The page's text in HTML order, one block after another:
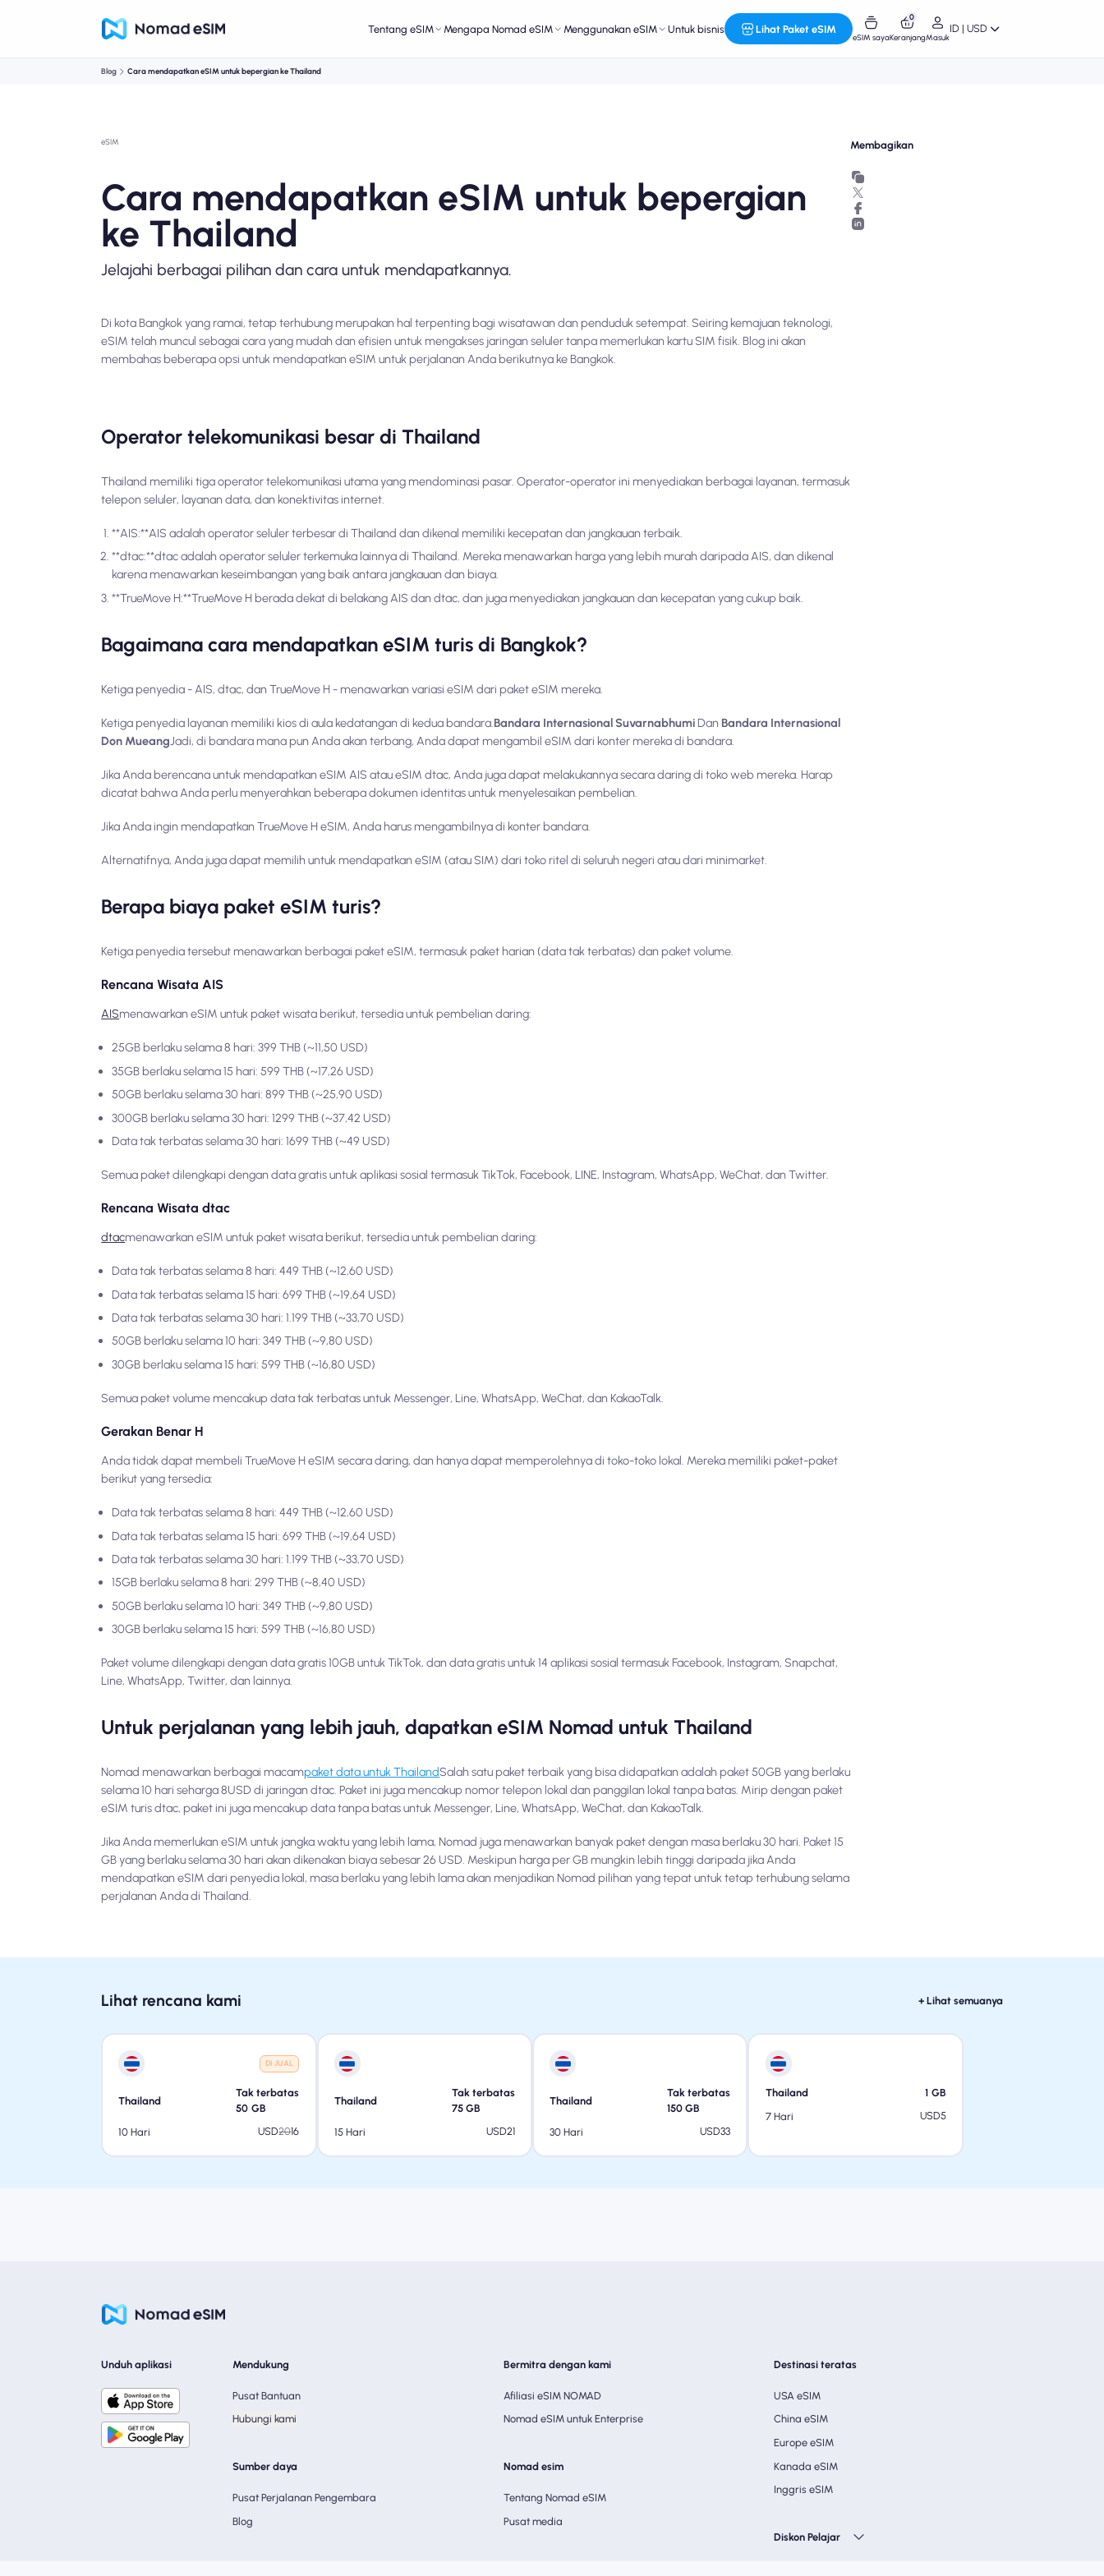
Tentang eSIM Mengapa Nomad eSIM Menggunakan eSIM Untuk bisnis Lihat Paket eSIM
eSIM saya
0
KeranjangMasuk
ID | USD
Blog Cara mendapatkan eSIM untuk bepergian ke Thailand
eSIM
Cara mendapatkan eSIM untuk bepergian
ke Thailand
Jelajahi berbagai pilihan dan cara untuk mendapatkannya.
Di kota Bangkok yang ramai, tetap terhubung merupakan hal terpenting bagi wisatawan dan penduduk setempat. Seiring kemajuan teknologi,
eSIM telah muncul sebagai cara yang mudah dan efisien untuk mengakses jaringan seluler tanpa memerlukan kartu SIM fisik. Blog ini akan
membahas beberapa opsi untuk mendapatkan eSIM untuk perjalanan Anda berikutnya ke Bangkok.
Operator telekomunikasi besar di Thailand
Thailand memiliki tiga operator telekomunikasi utama yang mendominasi pasar. Operator-operator ini menyediakan berbagai layanan, termasuk
telepon seluler, layanan data, dan konektivitas internet.
**AIS:**AIS adalah operator seluler terbesar di Thailand dan dikenal memiliki kecepatan dan jangkauan terbaik.
**dtac:**dtac adalah operator seluler terkemuka lainnya di Thailand. Mereka menawarkan harga yang lebih murah daripada AIS, dan dikenal
karena menawarkan keseimbangan yang baik antara jangkauan dan biaya.
**TrueMove H:**TrueMove H berada dekat di belakang AIS dan dtac, dan juga menyediakan jangkauan dan kecepatan yang cukup baik.
Bagaimana cara mendapatkan eSIM turis di Bangkok?
Ketiga penyedia - AIS, dtac, dan TrueMove H - menawarkan variasi eSIM dari paket eSIM mereka.
Ketiga penyedia layanan memiliki kios di aula kedatangan di kedua bandara.Bandara Internasional Suvarnabhumi Dan Bandara Internasional
Don MueangJadi, di bandara mana pun Anda akan terbang, Anda dapat mengambil eSIM dari konter mereka di bandara.
Jika Anda berencana untuk mendapatkan eSIM AIS atau eSIM dtac, Anda juga dapat melakukannya secara daring di toko web mereka. Harap
dicatat bahwa Anda perlu menyerahkan beberapa dokumen identitas untuk menyelesaikan pembelian.
Jika Anda ingin mendapatkan TrueMove H eSIM, Anda harus mengambilnya di konter bandara.
Alternatifnya, Anda juga dapat memilih untuk mendapatkan eSIM (atau SIM) dari toko ritel di seluruh negeri atau dari minimarket.
Berapa biaya paket eSIM turis?
Ketiga penyedia tersebut menawarkan berbagai paket eSIM, termasuk paket harian (data tak terbatas) dan paket volume.
Rencana Wisata AIS
AISmenawarkan eSIM untuk paket wisata berikut, tersedia untuk pembelian daring:
25GB berlaku selama 8 hari: 399 THB (~11,50 USD)
35GB berlaku selama 15 hari: 599 THB (~17,26 USD)
50GB berlaku selama 30 hari: 899 THB (~25,90 USD)
300GB berlaku selama 30 hari: 1299 THB (~37,42 USD)
Data tak terbatas selama 30 hari: 1699 THB (~49 USD)
Semua paket dilengkapi dengan data gratis untuk aplikasi sosial termasuk TikTok, Facebook, LINE, Instagram, WhatsApp, WeChat, dan Twitter.
Rencana Wisata dtac
dtacmenawarkan eSIM untuk paket wisata berikut, tersedia untuk pembelian daring:
Data tak terbatas selama 8 hari: 449 THB (~12,60 USD)
Data tak terbatas selama 15 hari: 699 THB (~19,64 USD)
Data tak terbatas selama 30 hari: 1.199 THB (~33,70 USD)
50GB berlaku selama 10 hari: 349 THB (~9,80 USD)
30GB berlaku selama 15 hari: 599 THB (~16,80 USD)
Semua paket volume mencakup data tak terbatas untuk Messenger, Line, WhatsApp, WeChat, dan KakaoTalk.
Gerakan Benar H
Anda tidak dapat membeli TrueMove H eSIM secara daring, dan hanya dapat memperolehnya di toko-toko lokal. Mereka memiliki paket-paket
berikut yang tersedia:
Data tak terbatas selama 8 hari: 449 THB (~12,60 USD)
Data tak terbatas selama 15 hari: 699 THB (~19,64 USD)
Data tak terbatas selama 30 hari: 1.199 THB (~33,70 USD)
15GB berlaku selama 8 hari: 299 THB (~8,40 USD)
50GB berlaku selama 10 hari: 349 THB (~9,80 USD)
30GB berlaku selama 15 hari: 599 THB (~16,80 USD)
Paket volume dilengkapi dengan data gratis 10GB untuk TikTok, dan data gratis untuk 14 aplikasi sosial termasuk Facebook, Instagram, Snapchat,
Line, WhatsApp, Twitter, dan lainnya.
Untuk perjalanan yang lebih jauh, dapatkan eSIM Nomad untuk Thailand
Nomad menawarkan berbagai macampaket data untuk ThailandSalah satu paket terbaik yang bisa didapatkan adalah paket 50GB yang berlaku
selama 10 hari seharga 8USD di jaringan dtac. Paket ini juga mencakup nomor telepon lokal dan panggilan lokal tanpa batas. Mirip dengan paket
eSIM turis dtac, paket ini juga mencakup data tanpa batas untuk Messenger, Line, WhatsApp, WeChat, dan KakaoTalk.
Jika Anda memerlukan eSIM untuk jangka waktu yang lebih lama, Nomad juga menawarkan banyak paket dengan masa berlaku 30 hari. Paket 15
GB yang berlaku selama 30 hari akan dikenakan biaya sebesar 26 USD. Meskipun harga per GB mungkin lebih tinggi daripada jika Anda
mendapatkan eSIM dari penyedia lokal, masa berlaku yang lebih lama akan menjadikan Nomad pilihan yang tepat untuk tetap terhubung selama
perjalanan Anda di Thailand.
Membagikan
Lihat rencana kami + Lihat semuanya
DI JUAL
Thailand
Tak terbatas
50 GB
10 Hari
USD2016
Thailand
Tak terbatas
75 GB
15 Hari
USD21
Thailand
Tak terbatas
150 GB
30 Hari
USD33
Thailand 1 GB
7 Hari
USD5
Unduh aplikasi Mendukung
Pusat Bantuan
Hubungi kami
Sumber daya
Pusat Perjalanan Pengembara
Blog
Bermitra dengan kami
Afiliasi eSIM NOMAD
Nomad eSIM untuk Enterprise
Nomad esim
Tentang Nomad eSIM
Pusat media
Destinasi teratas
USA eSIM
China eSIM
Europe eSIM
Kanada eSIM
Inggris eSIM
Diskon Pelajar